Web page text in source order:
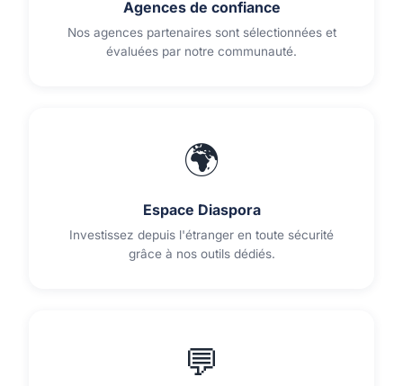
Agences de confiance
Nos agences partenaires sont sélectionnées et
évaluées par notre communauté.
🌍
Espace Diaspora
Investissez depuis l'étranger en toute sécurité
grâce à nos outils dédiés.
💬